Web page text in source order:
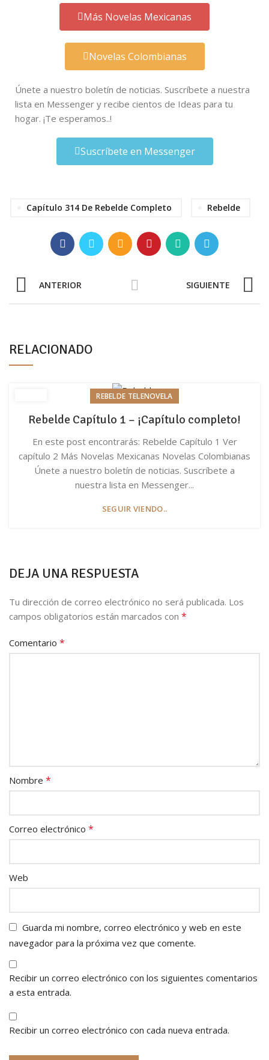
Más Novelas Mexicanas
Novelas Colombianas
Únete a nuestro boletín de noticias. Suscríbete a nuestra
lista en Messenger y recibe cientos de Ideas para tu
hogar. ¡Te esperamos..!
Suscríbete en Messenger
Capítulo 314 De Rebelde Completo Rebelde
ANTERIOR SIGUIENTE
RELACIONADO
REBELDE TELENOVELA
Rebelde Capítulo 1 – ¡Capítulo completo!
En este post encontrarás: Rebelde Capítulo 1 Ver
capítulo 2 Más Novelas Mexicanas Novelas Colombianas
Únete a nuestro boletín de noticias. Suscríbete a
nuestra lista en Messenger...
SEGUIR VIENDO..
DEJA UNA RESPUESTA
Tu dirección de correo electrónico no será publicada. Los
campos obligatorios están marcados con *
Comentario *
Nombre *
Correo electrónico *
Web
Guarda mi nombre, correo electrónico y web en este
navegador para la próxima vez que comente.
Recibir un correo electrónico con los siguientes comentarios
a esta entrada.
Recibir un correo electrónico con cada nueva entrada.